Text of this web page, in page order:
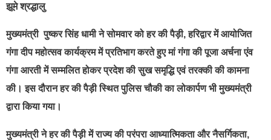
झूमे श्रद्धालु
मुख्यमंत्री पुष्कर सिंह धामी ने सोमवार को हर की पैड़ी, हरिद्वार में आयोजित
गंगा दीप महोत्सव कार्यक्रम में प्रतिभाग करते हुए मां गंगा की पूजा अर्चना एंव
गंगा आरती में सम्मलित होकर प्रदेश की सुख समृद्धि एवं तरक्की की कामना
की। इस दौरान हर की पैड़ी स्थित पुलिस चौकी का लोकार्पण भी मुख्यमंत्री
द्वारा किया गया।
मुख्यमंत्री ने हर की पैड़ी में राज्य की परंपरा आध्यात्मिकता और नैसर्गिकता,